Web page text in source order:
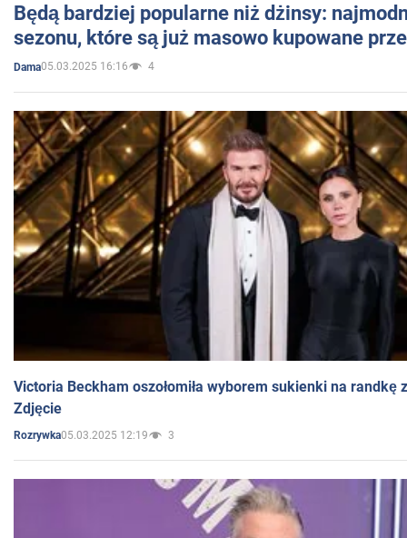
Będą bardziej popularne niż dżinsy:
sezonu, które są już masowo kupowane
Dama05.03.2025 16:16 4
Victoria Beckham oszołomiła wyborem sukienki na randkę
Zdjęcie
Rozrywka05.03.2025 12:19 3